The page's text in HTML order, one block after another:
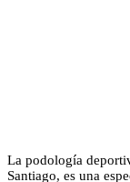
La podología
Santiago, es una